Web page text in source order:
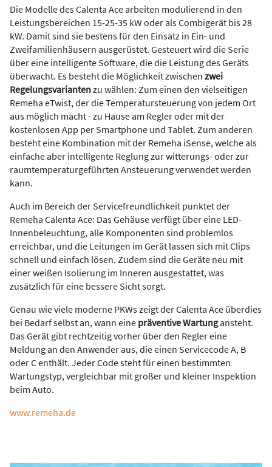
Die Modelle des Calenta Ace arbeiten modulierend in den
Leistungsbereichen 15-25-35 kW oder als Combigerät bis 28
kW. Damit sind sie bestens für den Einsatz in Ein- und
Zweifamilienhäusern ausgerüstet. Gesteuert wird die Serie
über eine intelligente Software, die die Leistung des Geräts
überwacht. Es besteht die Möglichkeit zwischen zwei
Regelungsvariantenzu wählen: Zum einen den vielseitigen
Remeha eTwist, der die Temperatursteuerung von jedem Ort
aus möglich macht - zu Hause am Regler oder mit der
kostenlosen App per Smartphone und Tablet. Zum anderen
besteht eine Kombination mit der Remeha iSense, welche als
einfache aber intelligente Reglung zur witterungs- oder zur
raumtemperaturgeführten Ansteuerung verwendet werden
kann.
Auch im Bereich der Servicefreundlichkeit punktet der
Remeha Calenta Ace: Das Gehäuse verfügt über eine LED-
Innenbeleuchtung, alle Komponenten sind problemlos
erreichbar, und die Leitungen im Gerät lassen sich mit Clips
schnell und einfach lösen. Zudem sind die Geräte neu mit
einer weißen Isolierung im Inneren ausgestattet, was
zusätzlich für eine bessere Sicht sorgt.
Genau wie viele moderne PKWs zeigt der Calenta Ace überdies
bei Bedarf selbst an, wann eine präventive Wartungansteht.
Das Gerät gibt rechtzeitig vorher über den Regler eine
Meldung an den Anwender aus, die einen Servicecode A, B
oder C enthält. Jeder Code steht für einen bestimmten
Wartungstyp, vergleichbar mit großer und kleiner Inspektion
beim Auto.
www.remeha.de